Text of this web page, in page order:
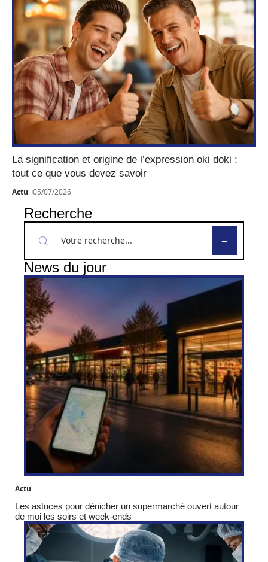
La signification et origine de l’expression oki doki :
tout ce que vous devez savoir
Actu 05/07/2026
Recherche
News du jour
Actu
Les astuces pour dénicher un supermarché ouvert autour
de moi les soirs et week-ends